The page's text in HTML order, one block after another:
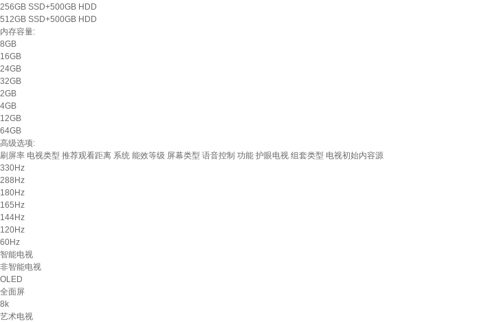
256GB SSD+500GB HDD
512GB SSD+500GB HDD
内存容量:
8GB
16GB
24GB
32GB
2GB
4GB
12GB
64GB
高级选项:
刷屏率 电视类型 推荐观看距离 系统 能效等级 屏幕类型 语音控制 功能 护眼电视 组套类型 电视初始内容源
330Hz
288Hz
180Hz
165Hz
144Hz
120Hz
60Hz
智能电视
非智能电视
OLED
全面屏
8k
艺术电视